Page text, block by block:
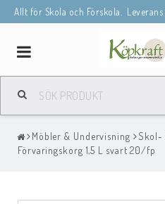
Allt för Skola och Förskola. Leverans
Toggle
navigation
Möbler & Undervisning Skol-
Förvaringskorg 1,5 L svart 20/fp